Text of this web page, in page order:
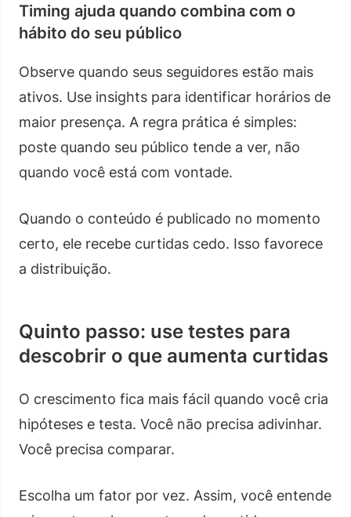
Timing ajuda quando combina com o
hábito do seu público
Observe quando seus seguidores estão mais
ativos. Use insights para identificar horários de
maior presença. A regra prática é simples:
poste quando seu público tende a ver, não
quando você está com vontade.
Quando o conteúdo é publicado no momento
certo, ele recebe curtidas cedo. Isso favorece
a distribuição.
Quinto passo: use testes para
descobrir o que aumenta curtidas
O crescimento fica mais fácil quando você cria
hipóteses e testa. Você não precisa adivinhar.
Você precisa comparar.
Escolha um fator por vez. Assim, você entende